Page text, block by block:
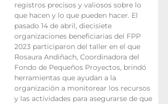
registros precisos y valiosos sobre lo
que hacen y lo que pueden hacer. El
pasado 14 de abril, diecisiete
organizaciones beneficiarias del FPP
2023 participaron del taller en el que
Rosaura Andiñach, Coordinadora del
Fondo de Pequeños Proyectos, brindó
herramientas que ayudan a la
organización a monitorear los recursos
y las actividades para asegurarse de que